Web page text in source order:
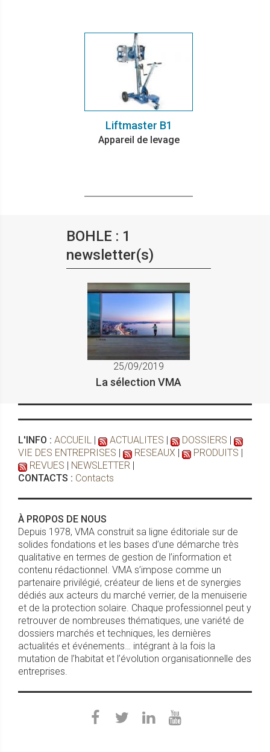
Liftmaster B1
Appareil de levage
BOHLE : 1
newsletter(s)
25/09/2019
La sélection VMA
L'INFO : ACCUEIL | ACTUALITES | DOSSIERS |
VIE DES ENTREPRISES | RESEAUX | PRODUITS |
REVUES | NEWSLETTER |
CONTACTS : Contacts
À PROPOS DE NOUS
Depuis 1978, VMA construit sa ligne éditoriale sur de
solides fondations et les bases d’une démarche très
qualitative en termes de gestion de l’information et
contenu rédactionnel. VMA s’impose comme un
partenaire privilégié, créateur de liens et de synergies
dédiés aux acteurs du marché verrier, de la menuiserie
et de la protection solaire. Chaque professionnel peut y
retrouver de nombreuses thématiques, une variété de
dossiers marchés et techniques, les dernières
actualités et événements… intégrant à la fois la
mutation de l’habitat et l’évolution organisationnelle des
entreprises.